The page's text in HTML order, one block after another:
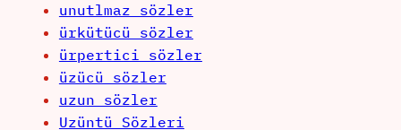
unutlmaz sözler
ürkütücü sözler
ürpertici sözler
üzücü sözler
uzun sözler
Uzüntü Sözleri